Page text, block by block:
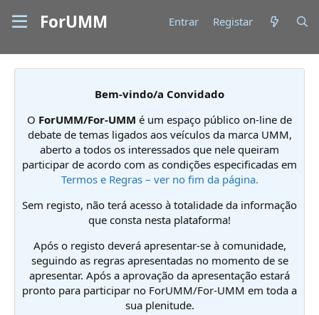
ForUMM Entrar Registar
Bem-vindo/a Convidado
O ForUMM/For-UMM é um espaço público on-line de
debate de temas ligados aos veículos da marca UMM,
aberto a todos os interessados que nele queiram
participar de acordo com as condições especificadas em
Termos e Regras – ver no fim da página.
Sem registo, não terá acesso à totalidade da informação
que consta nesta plataforma!
Após o registo deverá apresentar-se à comunidade,
seguindo as regras apresentadas no momento de se
apresentar. Após a aprovação da apresentação estará
pronto para participar no ForUMM/For-UMM em toda a
sua plenitude.